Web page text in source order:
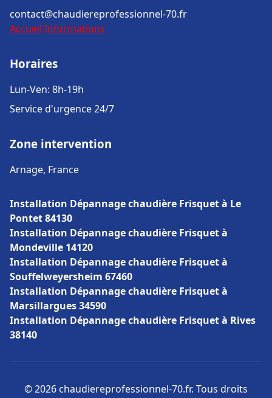
contact@chaudiereprofessionnel-70.fr
Accueil Informations
Horaires
Lun-Ven: 8h-19h
Service d'urgence 24/7
Zone intervention
Arnage, France
Installation Dépannage chaudière Frisquet à Le
Pontet 84130
Installation Dépannage chaudière Frisquet à
Mondeville 14120
Installation Dépannage chaudière Frisquet à
Souffelweyersheim 67460
Installation Dépannage chaudière Frisquet à
Marsillargues 34590
Installation Dépannage chaudière Frisquet à Rives
38140
© 2026 chaudiereprofessionnel-70.fr. Tous droits